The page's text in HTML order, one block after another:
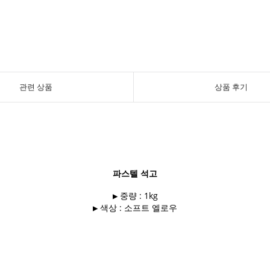
관련 상품 상품 후기
파스텔 석고
▶ 중량 : 1kg
▶ 색상 : 소프트 엘로우